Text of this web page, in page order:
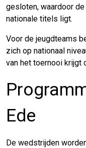
gesloten, waardoor
nationale titels ligt.
Voor de jeugdteams
zich op nationaal
van het toernooi krijgt
Ede
De wedstrijden